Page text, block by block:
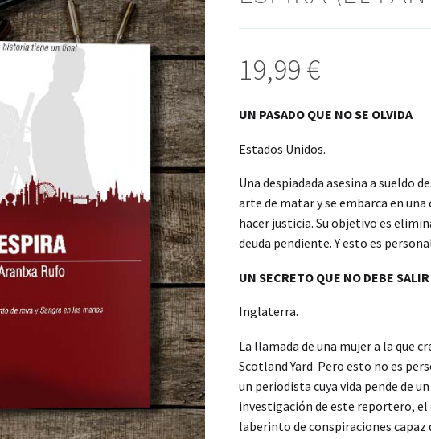
19,99 €
UN PASADO QUE NO SE OLVIDA
Estados Unidos.
Una despiadada asesina a sueldo
arte de matar y se embarca en
hacer justicia. Su objetivo es
deuda pendiente. Y esto es
UN SECRETO QUE NO DEBE
Inglaterra.
La llamada de una mujer a la que
Scotland Yard. Pero esto no es
un periodista cuya vida pende de
investigación de este reportero,
laberinto de conspiraciones capaz